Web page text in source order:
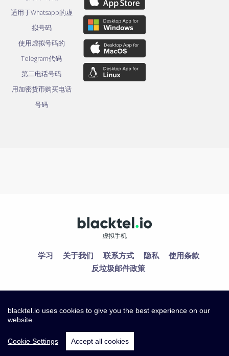
适用于Whatsapp的虚
拟号码
使用虚拟号码的
Telegram代码
第二电话号码
用加密货币购买电话
号码
虚拟手机
学习 关于我们 联系方式 隐私
使用条款
反垃圾邮件政策
blacktel.io uses cookies to give you the best experience on our
website.
Cookie Settings Accept all cookies